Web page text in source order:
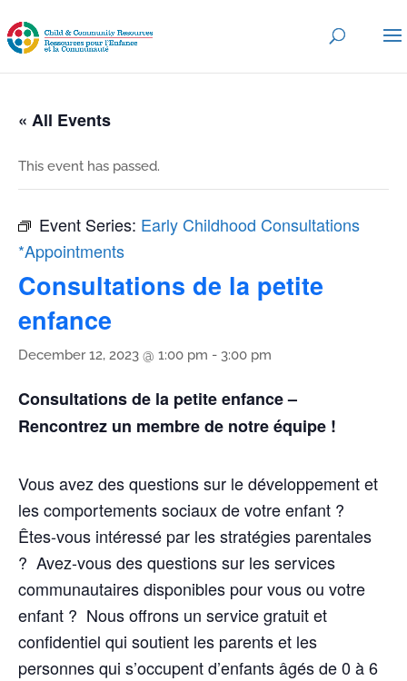
« All Events
This event has passed.
Event Series: Early Childhood Consultations
*Appointments
Consultations de la petite
enfance
December 12, 2023 @ 1:00 pm - 3:00 pm
Consultations de la petite enfance –
Rencontrez un membre de notre équipe !
Vous avez des questions sur le développement et
les comportements sociaux de votre enfant ?
Êtes-vous intéressé par les stratégies parentales
? Avez-vous des questions sur les services
communautaires disponibles pour vous ou votre
enfant ? Nous offrons un service gratuit et
confidentiel qui soutient les parents et les
personnes qui s’occupent d’enfants âgés de 0 à 6